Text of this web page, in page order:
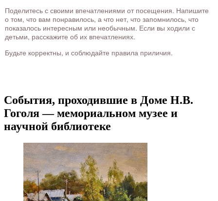
Поделитесь с своими впечатлениями от посещения. Напишите
о том, что вам понравилось, а что нет, что запомнилось, что
показалось интересным или необычным. Если вы ходили с
детьми, расскажите об их впечатлениях.
Будьте корректны, и соблюдайте правила приличия.
События, проходившие в Доме Н.В.
Гоголя — мемориальном музее и
научной библиотеке